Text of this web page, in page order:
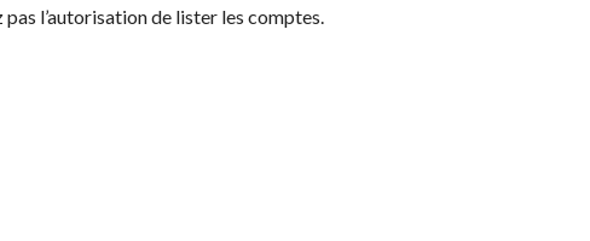
pas l’autorisation de lister les comptes.